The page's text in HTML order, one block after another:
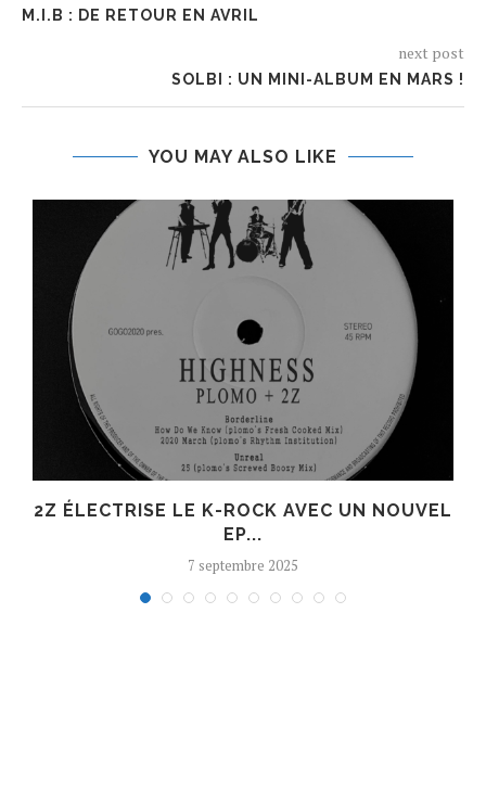
M.I.B : DE RETOUR EN AVRIL
next post
SOLBI : UN MINI-ALBUM EN MARS !
YOU MAY ALSO LIKE
2Z ÉLECTRISE LE K-ROCK AVEC UN NOUVEL
EP...
7 septembre 2025